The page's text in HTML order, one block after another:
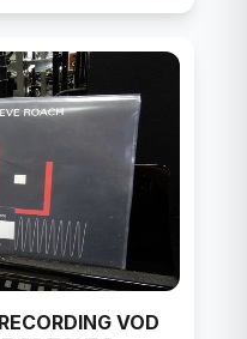
VOD